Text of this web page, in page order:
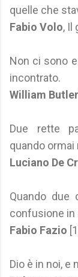
quelle che
Fabio Volo, Il
Non ci sono
incontrato.
William
Due rette
quando
Luciano De
Quando due
confusione in
Fabio Fazio
Dio è in noi, e